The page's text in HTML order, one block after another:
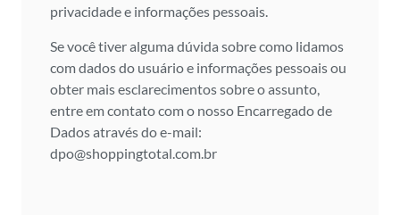
privacidade e informações pessoais.
Se você tiver alguma dúvida sobre como lidamos
com dados do usuário e informações pessoais ou
obter mais esclarecimentos sobre o assunto,
entre em contato com o nosso Encarregado de
Dados através do e-mail:
dpo@shoppingtotal.com.br